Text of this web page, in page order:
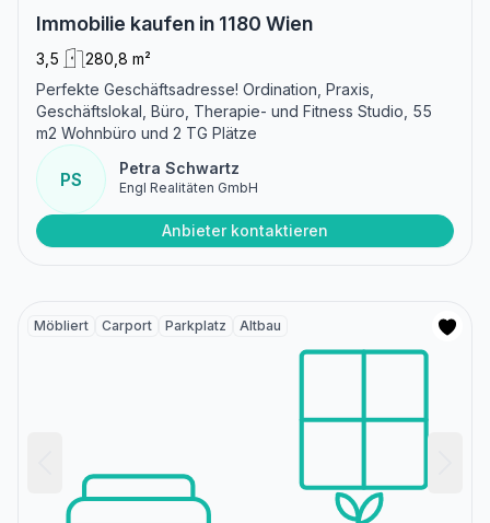
Immobilie kaufen in 1180 Wien
3,5
280,8 m²
Perfekte Geschäftsadresse! Ordination, Praxis,
Geschäftslokal, Büro, Therapie- und Fitness Studio, 55
m2 Wohnbüro und 2 TG Plätze
PS
Petra Schwartz
Engl Realitäten GmbH
Anbieter kontaktieren
Möbliert Carport Parkplatz Altbau